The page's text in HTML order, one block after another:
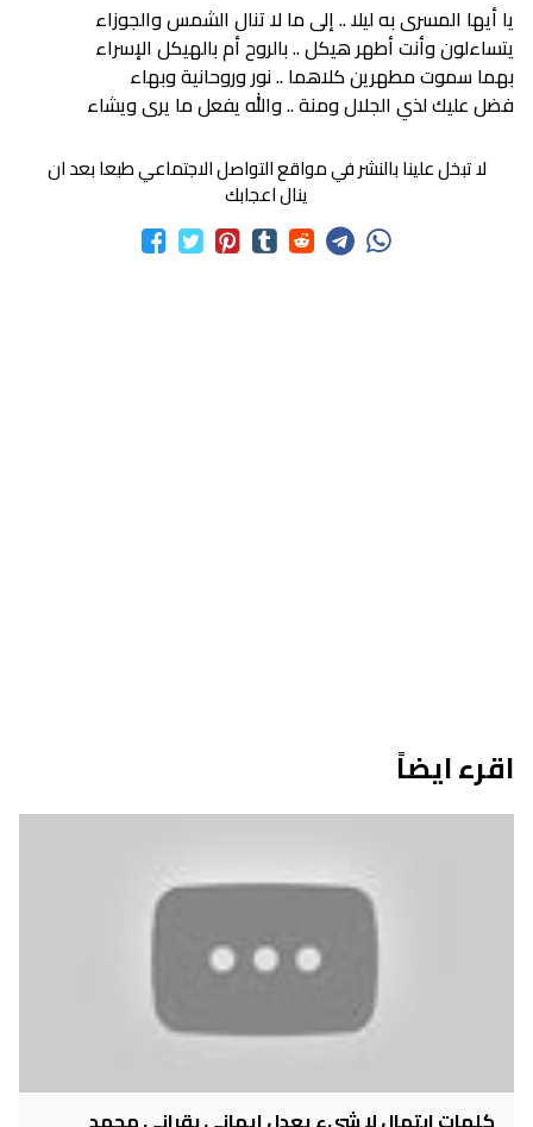
يا أيها المسرى به ليلا .. إلى ما لا تنال الشمس والجوزاء
يتساءلون وأنت أطهر هيكل .. بالروح أم بالهيكل الإسراء
بهما سموت مطهرين كلاهما .. نور وروحانية وبهاء
فضل عليك لذي الجلال ومنة .. والله يفعل ما يرى ويشاء
لا تبخل علينا بالنشر في مواقع التواصل الاجتماعي طبعا بعد ان
ينال اعجابك
اقرء ايضاً